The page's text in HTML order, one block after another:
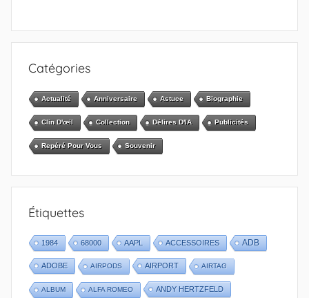
Catégories
Actualité Anniversaire Astuce Biographie
Clin D'œil Collection Délires D'IA Publicités
Repéré Pour Vous Souvenir
Étiquettes
1984 68000 AAPL ACCESSOIRES ADB
ADOBE AIRPODS AIRPORT AIRTAG
ALBUM ALFA ROMEO ANDY HERTZFELD